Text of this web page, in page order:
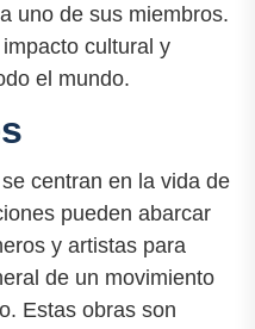
uno de sus miembros.
cultural y
el mundo.
centran en la vida de
pueden abarcar
y artistas para
de un movimiento
Estas obras son